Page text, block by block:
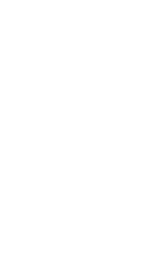
חדשים בדרך